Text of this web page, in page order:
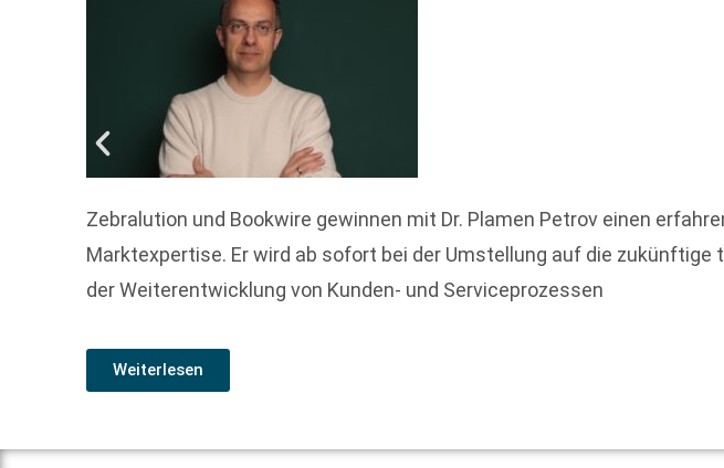
Zebralution und Bookwire gewinnen mit Dr. Plamen Petrov einen
Marktexpertise. Er wird ab sofort bei der Umstellung auf die
der Weiterentwicklung von Kunden- und Serviceprozessen
Weiterlesen